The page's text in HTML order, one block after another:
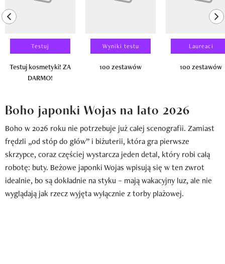
previous element
Testuj
Testuj kosmetyki! ZA
DARMO!
Wyniki testu
100 zestawów
Laureaci
100 zestawów
Boho japonki Wojas na lato 2026
Boho w 2026 roku nie potrzebuje już całej scenografii. Zamiast
frędzli „od stóp do głów” i biżuterii, która gra pierwsze
skrzypce, coraz częściej wystarcza jeden detal, który robi całą
robotę: buty. Beżowe japonki Wojas wpisują się w ten zwrot
idealnie, bo są dokładnie na styku – mają wakacyjny luz, ale nie
wyglądają jak rzecz wyjęta wyłącznie z torby plażowej.